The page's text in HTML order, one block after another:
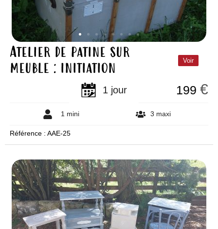
Atelier de patine sur
meuble : initiation Voir
1 jour 199 €
1 mini 3 maxi
Référence : AAE-25